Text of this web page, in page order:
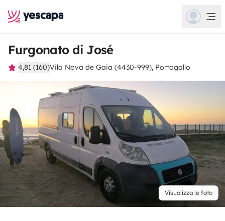
Furgonato di José
4,81 (160)Vila Nova de Gaia (4430-999), Portogallo
Visualizza le foto